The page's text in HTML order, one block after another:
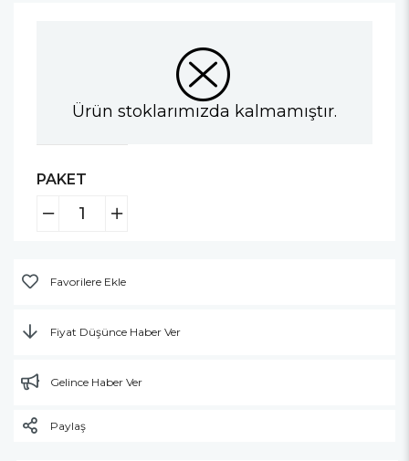
Ürün stoklarımızda kalmamıştır.
PAKET
Favorilere Ekle
Fiyat Düşünce Haber Ver
Gelince Haber Ver
Paylaş